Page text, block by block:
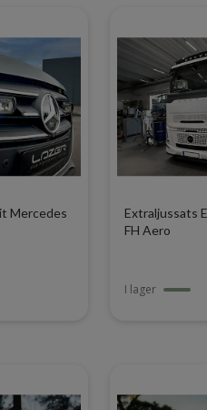
Mercedes
Extraljussats
FH Aero
I lager